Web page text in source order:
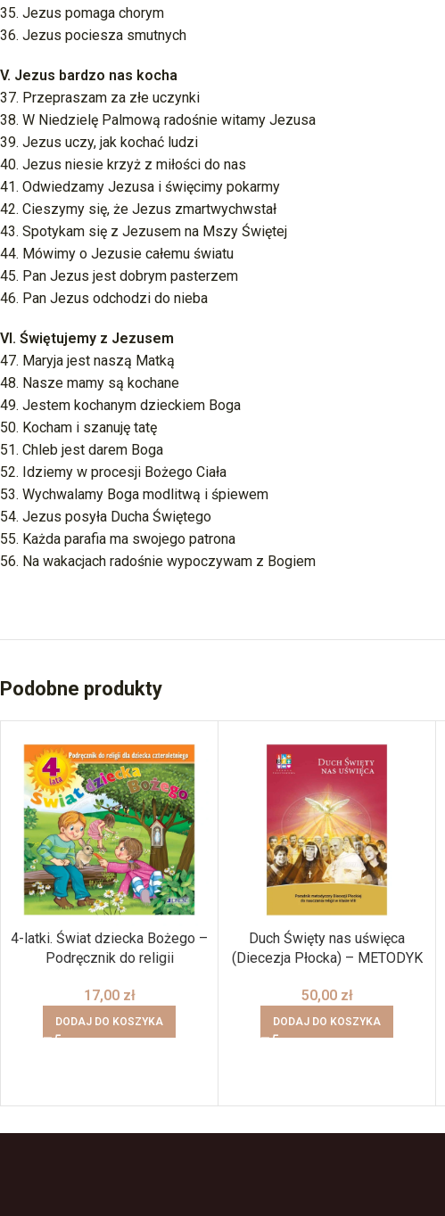
35. Jezus pomaga chorym
36. Jezus pociesza smutnych
V. Jezus bardzo nas kocha
37. Przepraszam za złe uczynki
38. W Niedzielę Palmową radośnie witamy Jezusa
39. Jezus uczy, jak kochać ludzi
40. Jezus niesie krzyż z miłości do nas
41. Odwiedzamy Jezusa i święcimy pokarmy
42. Cieszymy się, że Jezus zmartwychwstał
43. Spotykam się z Jezusem na Mszy Świętej
44. Mówimy o Jezusie całemu światu
45. Pan Jezus jest dobrym pasterzem
46. Pan Jezus odchodzi do nieba
VI. Świętujemy z Jezusem
47. Maryja jest naszą Matką
48. Nasze mamy są kochane
49. Jestem kochanym dzieckiem Boga
50. Kocham i szanuję tatę
51. Chleb jest darem Boga
52. Idziemy w procesji Bożego Ciała
53. Wychwalamy Boga modlitwą i śpiewem
54. Jezus posyła Ducha Świętego
55. Każda parafia ma swojego patrona
56. Na wakacjach radośnie wypoczywam z Bogiem
Podobne produkty
4-latki. Świat dziecka Bożego –
Podręcznik do religii
17,00 zł
DODAJ DO KOSZYKA
Duch Święty nas uświęca
(Diecezja Płocka) – METODYK
50,00 zł
DODAJ DO KOSZYKA